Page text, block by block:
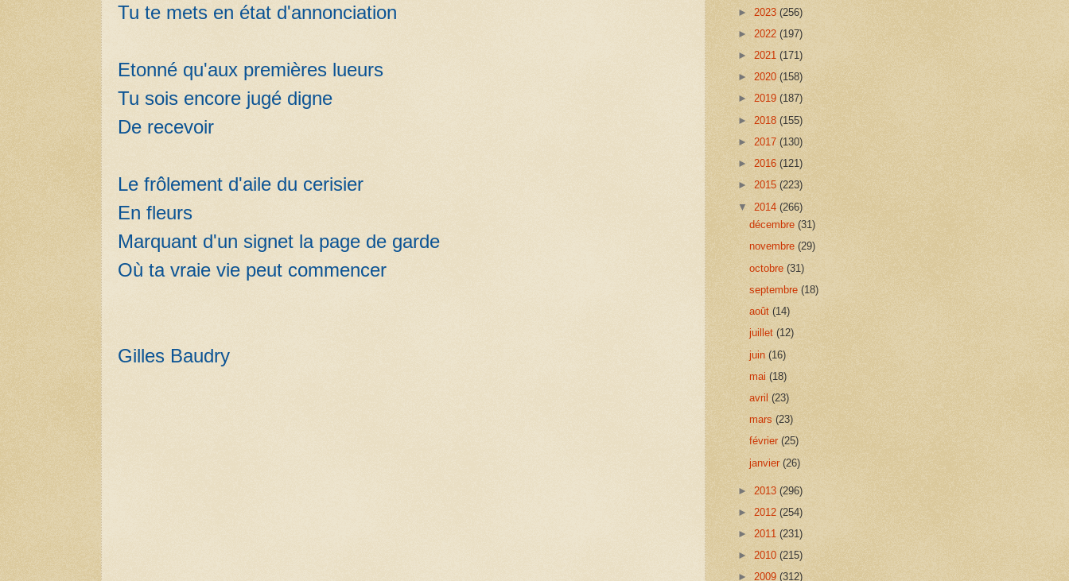
Tu te mets en état d'annonciation
Etonné qu'aux premières lueurs
Tu sois encore jugé digne
De recevoir
Le frôlement d'aile du cerisier
En fleurs
Marquant d'un signet la page de garde
Où ta vraie vie peut commencer
Gilles Baudry
► 2023 (256)
► 2022 (197)
► 2021 (171)
► 2020 (158)
► 2019 (187)
► 2018 (155)
► 2017 (130)
► 2016 (121)
► 2015 (223)
▼ 2014 (266)
décembre(31)
novembre(29)
octobre(31)
septembre(18)
août(14)
juillet(12)
juin(16)
mai(18)
avril(23)
mars(23)
février(25)
janvier(26)
► 2013 (296)
► 2012 (254)
► 2011 (231)
► 2010 (215)
► 2009 (312)